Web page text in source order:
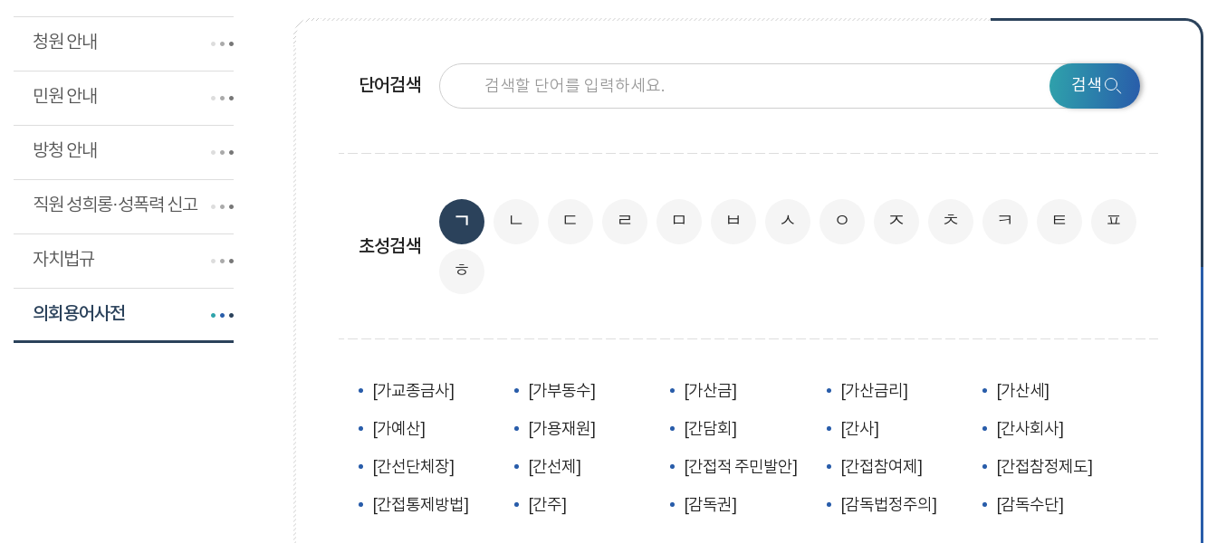
청원 안내
민원 안내
방청 안내
직원 성희롱·성폭력 신고
자치법규
의회용어사전
단어검색 검색
초성검색
ㄱ ㄴ ㄷ ㄹ ㅁ ㅂ ㅅ ㅇ ㅈ ㅊ ㅋ ㅌ ㅍ
ㅎ
[가교종금사] [가부동수] [가산금] [가산금리]
[가산세]
[가예산]
[가용재원] [간담회] [간사]
[간사회사]
[간선단체장]
[간선제] [간접적 주민발안] [간접참여제]
[간접참정제도]
[간접통제방법]
[간주] [감독권] [감독법정주의] [감독수단]